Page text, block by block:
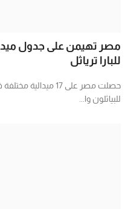
مصر تهيمن على جدول
للبارا ترياثل
حصلت مصر على 17
للبياثلون وا...